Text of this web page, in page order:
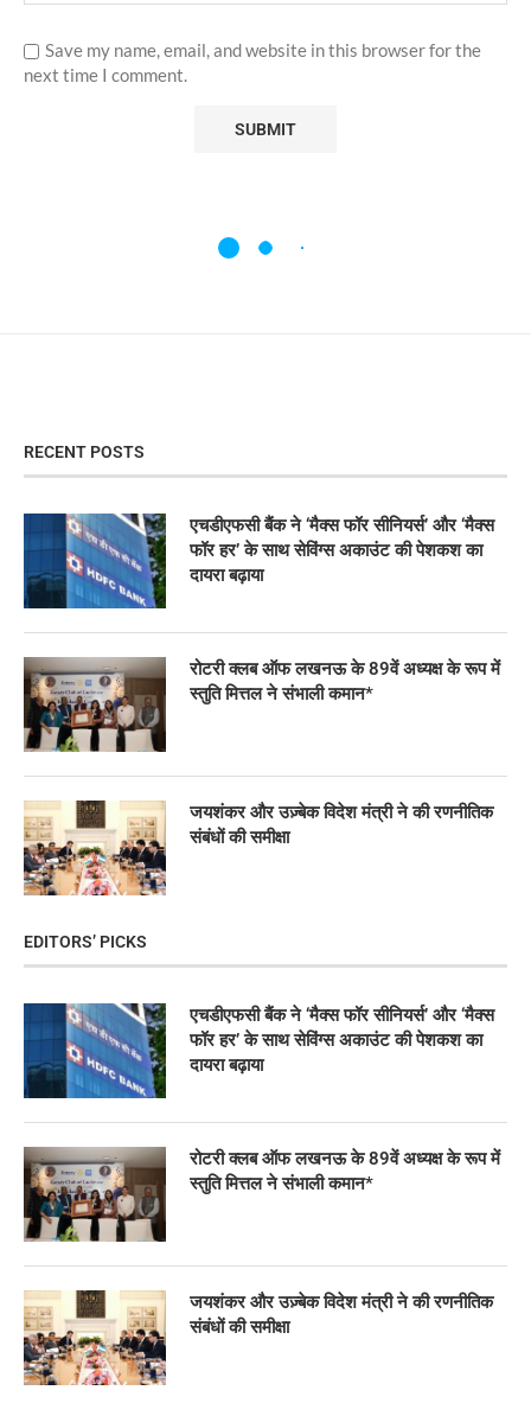
Save my name, email, and website in this browser for the
next time I comment.
RECENT POSTS
एचडीएफसी बैंक ने ‘मैक्स फॉर सीनियर्स’ और ‘मैक्स
फॉर हर’ के साथ सेविंग्स अकाउंट की पेशकश का
दायरा बढ़ाया
रोटरी क्लब ऑफ लखनऊ के 89वें अध्यक्ष के रूप में
स्तुति मित्तल ने संभाली कमान*
जयशंकर और उज़्बेक विदेश मंत्री ने की रणनीतिक
संबंधों की समीक्षा
EDITORS’ PICKS
एचडीएफसी बैंक ने ‘मैक्स फॉर सीनियर्स’ और ‘मैक्स
फॉर हर’ के साथ सेविंग्स अकाउंट की पेशकश का
दायरा बढ़ाया
रोटरी क्लब ऑफ लखनऊ के 89वें अध्यक्ष के रूप में
स्तुति मित्तल ने संभाली कमान*
जयशंकर और उज़्बेक विदेश मंत्री ने की रणनीतिक
संबंधों की समीक्षा